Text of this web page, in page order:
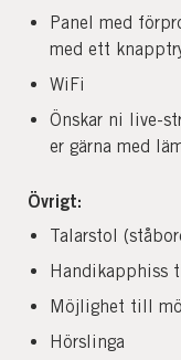
Panel med
med ett
WiFi
Önskar ni live-
er gärna med
Övrigt:
Talarstol
Handikapphiss
Möjlighet till
Hörslinga